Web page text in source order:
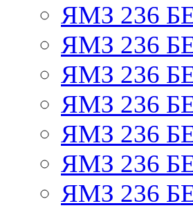
ЯМЗ 236 БЕ
ЯМЗ 236 БЕ
ЯМЗ 236 БЕ
ЯМЗ 236 БЕ
ЯМЗ 236
ЯМЗ 236 БЕ
ЯМЗ 236